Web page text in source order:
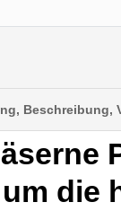
Beschreibung,
die